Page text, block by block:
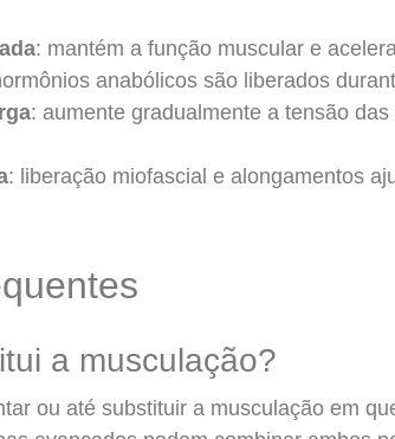
: mantém a função muscular e
anabólicos são liberados
: aumente gradualmente a tensão
: liberação miofascial e alongamentos
a musculação?
ou até substituir a musculação em